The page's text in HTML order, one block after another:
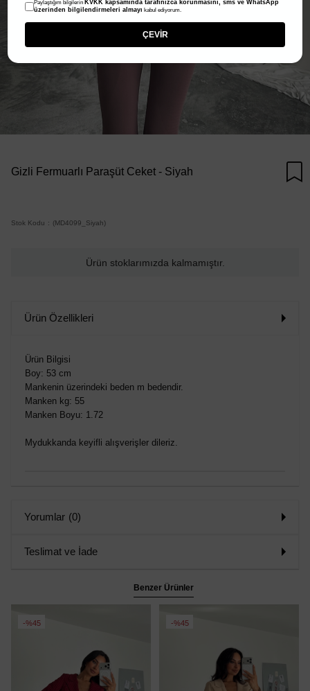
Gizli Fermuarlı Paraşüt Ceket - Siyah
Stok Kodu (MD4099_Siyah)
Ürün stoklarımızda kalmamıştır.
Ürün Özellikleri
Ürün Bilgisi
Boy: 53 cm
Mankenin üzerindeki beden m bedendir.
Manken kg: 55
Manken Boyu: 1.72
Mydukkanda keyifli alışverişler dileriz.
Yorumlar (0)
Teslimat ve İade
Benzer Ürünler
%45 %45
Paylaştığım bilgilerin KVKK kapsamında tarafınızca korunmasını, sms ve WhatsApp
üzerinden bilgilendirmeleri almayı kabul ediyorum.
ÇEVİR